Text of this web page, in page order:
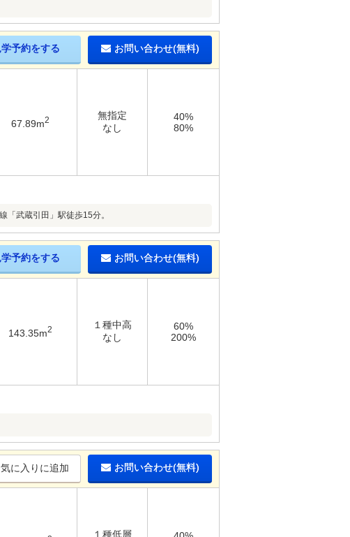
学予約をする お問い合わせ(無料)
67.89m2
無指定
なし
40%
80%
「武蔵引田」駅徒歩15分。
学予約をする お問い合わせ(無料)
143.35m2
１種中高
なし
60%
200%
に入りに追加 お問い合わせ(無料)
１種低層